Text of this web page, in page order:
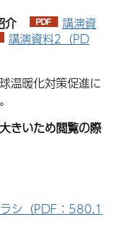
介
講演資
講演資料2（PD
温暖化対策促進に
きいため閲覧の際
シ（PDF：580.1